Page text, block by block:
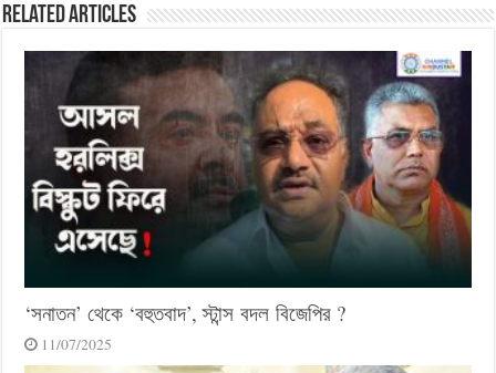
Related Articles
‘সনাতন’ থেকে ‘বহুতবাদ’, স্টান্স বদল বিজেপির ?
11/07/2025